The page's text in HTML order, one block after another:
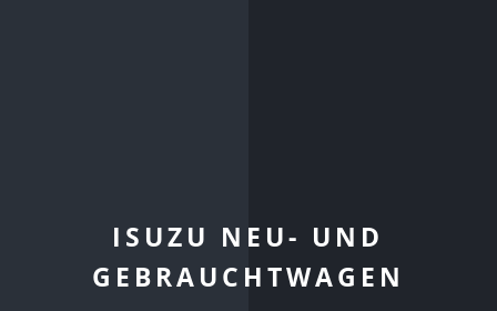
ISUZU NEU- UND
GEBRAUCHTWAGEN